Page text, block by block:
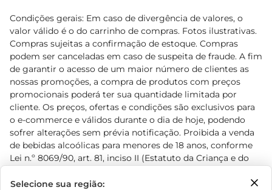
Selecione sua região:
Condições gerais: Em caso de divergência de valores, o
valor válido é o do carrinho de compras. Fotos ilustrativas.
Compras sujeitas a confirmação de estoque. Compras
podem ser canceladas em caso de suspeita de fraude. A fim
de garantir o acesso de um maior número de clientes as
nossas promoções, a compra de produtos com preços
promocionais poderá ter sua quantidade limitada por
cliente. Os preços, ofertas e condições são exclusivos para
o e-commerce e válidos durante o dia de hoje, podendo
sofrer alterações sem prévia notificação. Proibida a venda
de bebidas alcoólicas para menores de 18 anos, conforme
Lei n.º 8069/90, art. 81, inciso II (Estatuto da Criança e do
www.prezunic.com.br, podendo sofrer alterações sem aviso